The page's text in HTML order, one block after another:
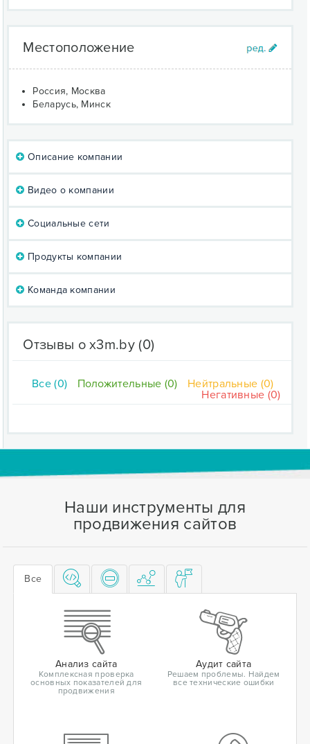
Местоположение
Россия, Москва
Беларусь, Минск
Описание компании
Видео о компании
Социальные сети
Продукты компании
Команда компании
Отзывы о x3m.by(0)
Все (0) Положительные (0)
Нейтральные (0)
Негативные (0)
Наши инструменты для
продвижения сайтов
Все
Анализ сайта
Комплексная проверка
основных показателей для
продвижения
Аудит сайта
Решаем проблемы. Найдем
все технические ошибки